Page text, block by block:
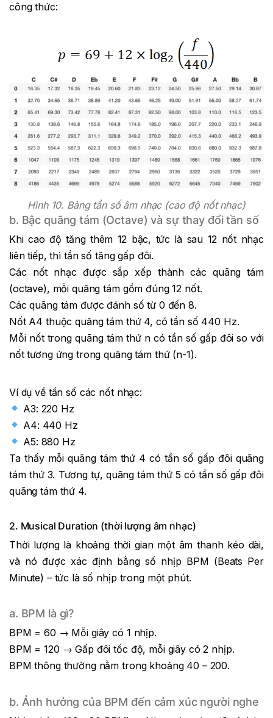
công thức:
Hình 10. Bảng tần số âm nhạc (cao độ nốt nhạc)
b. Bậc quãng tám (Octave) và sự thay đổi tần số
Khi cao độ tăng thêm 12 bậc, tức là sau 12 nốt nhạc
liên tiếp, thì tần số tăng gấp đôi.
Các nốt nhạc được sắp xếp thành các quãng tám
(octave), mỗi quãng tám gồm đúng 12 nốt.
Các quãng tám được đánh số từ 0 đến 8.
Nốt A4 thuộc quãng tám thứ 4, có tần số 440 Hz.
Mỗi nốt trong quãng tám thứ n có tần số gấp đôi so với
nốt tương ứng trong quãng tám thứ (n-1).
Ví dụ về tần số các nốt nhạc:
A3: 220 Hz
A4: 440 Hz
A5: 880 Hz
Ta thấy mỗi quãng tám thứ 4 có tần số gấp đôi quãng
tám thứ 3. Tương tự, quãng tám thứ 5 có tần số gấp đôi
quãng tám thứ 4.
2. Musical Duration (thời lượng âm nhạc)
Thời lượng là khoảng thời gian một âm thanh kéo dài,
và nó được xác định bằng số nhịp BPM (Beats Per
Minute) – tức là số nhịp trong một phút.
a. BPM là gì?
BPM = 60 → Mỗi giây có 1 nhịp.
BPM = 120 → Gấp đôi tốc độ, mỗi giây có 2 nhịp.
BPM thông thường nằm trong khoảng 40 – 200.
b. Ảnh hưởng của BPM đến cảm xúc người nghe